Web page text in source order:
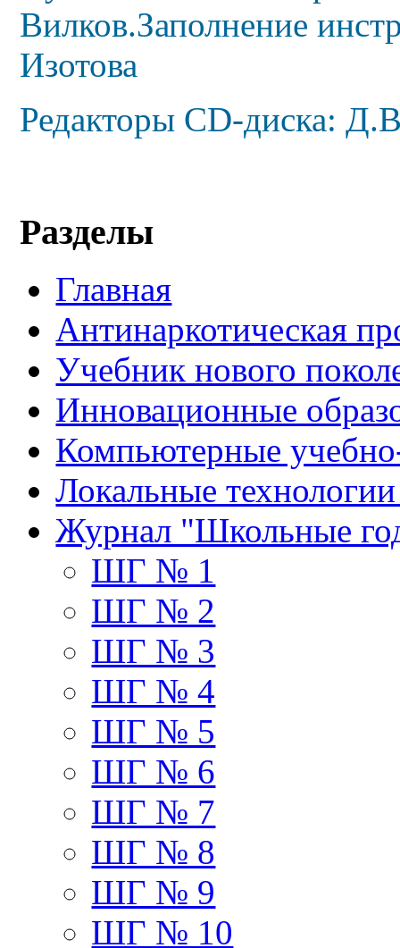
Вилков.Заполнение
Изотова
Редакторы CD-диска:
Разделы
Главная
Антинаркотическая
Учебник нового
Инновационные
Компьютерные
Локальные
Журнал "Школьные
ШГ № 1
ШГ № 2
ШГ № 3
ШГ № 4
ШГ № 5
ШГ № 6
ШГ № 7
ШГ № 8
ШГ № 9
ШГ № 10